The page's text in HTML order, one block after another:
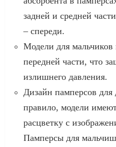
задней и средней
– спереди.
Модели для мальчиков
передней части, что
излишнего давления.
Дизайн памперсов для
правило, модели
расцветку с
Памперсы для